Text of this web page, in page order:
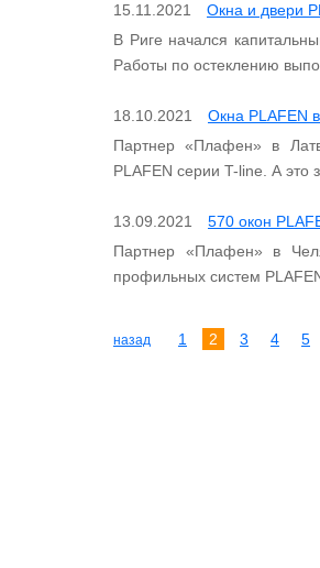
15.11.2021
Окна и двери
В Риге начался
Работы по остеклению
18.10.2021
Окна PLAFEN
Партнер «Плафен» в
PLAFEN серии T-line. А это
13.09.2021
570 окон
Партнер «Плафен» в
профильных систем
назад 1 2 3 4 5